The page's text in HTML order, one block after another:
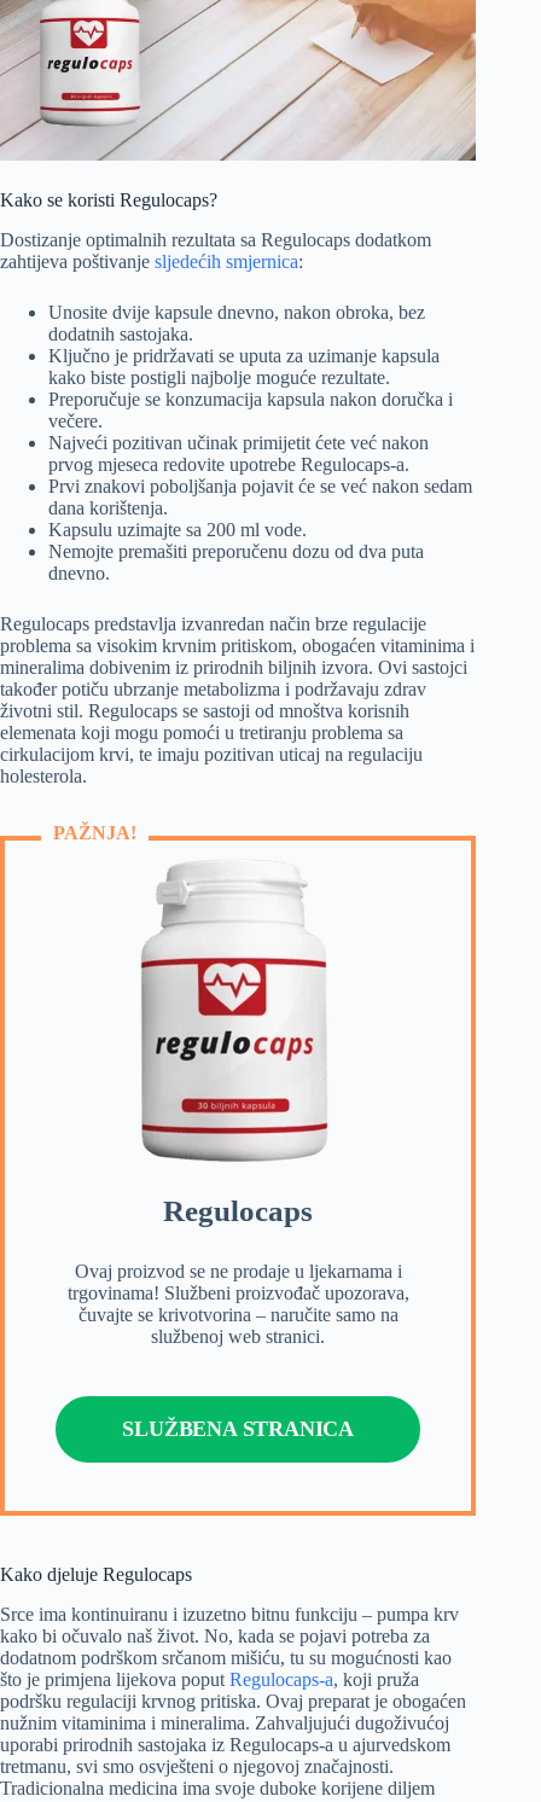
Kako se koristi Regulocaps?
Dostizanje optimalnih rezultata sa Regulocaps dodatkom
zahtijeva poštivanje sljedećih smjernica:
Unosite dvije kapsule dnevno, nakon obroka, bez
dodatnih sastojaka.
Ključno je pridržavati se uputa za uzimanje kapsula
kako biste postigli najbolje moguće rezultate.
Preporučuje se konzumacija kapsula nakon doručka i
večere.
Najveći pozitivan učinak primijetit ćete već nakon
prvog mjeseca redovite upotrebe Regulocaps-a.
Prvi znakovi poboljšanja pojavit će se već nakon sedam
dana korištenja.
Kapsulu uzimajte sa 200 ml vode.
Nemojte premašiti preporučenu dozu od dva puta
dnevno.
Regulocaps predstavlja izvanredan način brze regulacije
problema sa visokim krvnim pritiskom, obogaćen vitaminima i
mineralima dobivenim iz prirodnih biljnih izvora. Ovi sastojci
također potiču ubrzanje metabolizma i podržavaju zdrav
životni stil. Regulocaps se sastoji od mnoštva korisnih
elemenata koji mogu pomoći u tretiranju problema sa
cirkulacijom krvi, te imaju pozitivan uticaj na regulaciju
holesterola.
PAŽNJA!
Regulocaps
Ovaj proizvod se ne prodaje u ljekarnama i
trgovinama! Službeni proizvođač upozorava,
čuvajte se krivotvorina – naručite samo na
službenoj web stranici.
SLUŽBENA STRANICA
Kako djeluje Regulocaps
Srce ima kontinuiranu i izuzetno bitnu funkciju – pumpa krv
kako bi očuvalo naš život. No, kada se pojavi potreba za
dodatnom podrškom srčanom mišiću, tu su mogućnosti kao
što je primjena lijekova poput Regulocaps-a, koji pruža
podršku regulaciji krvnog pritiska. Ovaj preparat je obogaćen
nužnim vitaminima i mineralima. Zahvaljujući dugoživućoj
uporabi prirodnih sastojaka iz Regulocaps-a u ajurvedskom
tretmanu, svi smo osvješteni o njegovoj značajnosti.
Tradicionalna medicina ima svoje duboke korijene diljem